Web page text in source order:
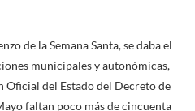
de la Semana Santa, se daba el
municipales y autonómicas,
del Estado del Decreto de
faltan poco más de cincuenta